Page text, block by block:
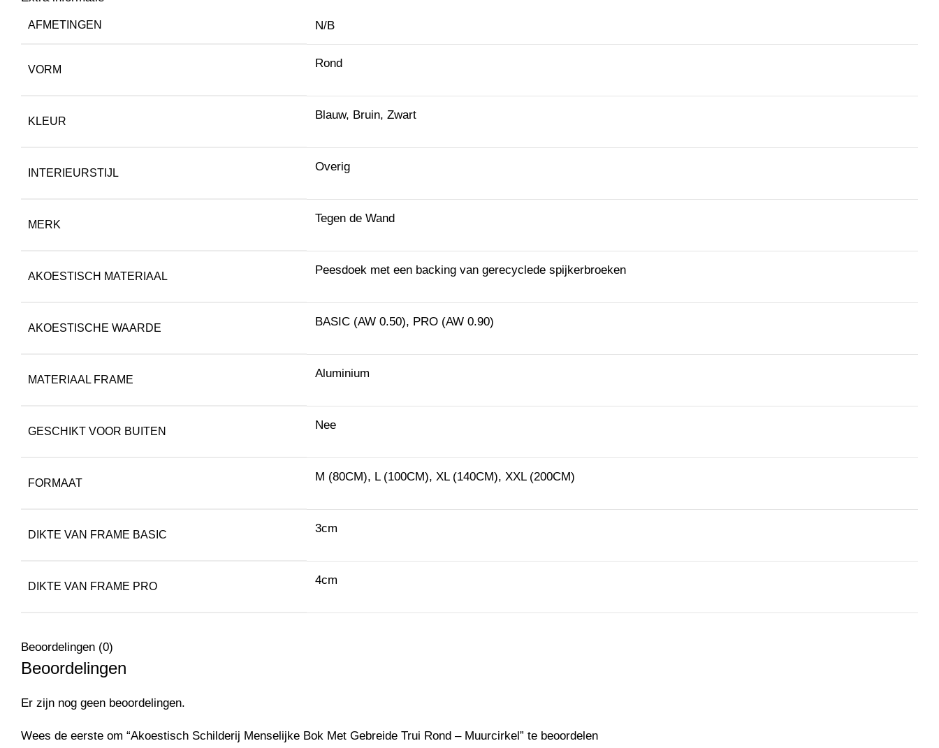
AFMETINGEN N/B
VORM Rond
KLEUR Blauw, Bruin, Zwart
INTERIEURSTIJL Overig
MERK Tegen de Wand
AKOESTISCH MATERIAAL Peesdoek met een backing van gerecyclede spijkerbroeken
AKOESTISCHE WAARDE BASIC (AW 0.50), PRO (AW 0.90)
MATERIAAL FRAME Aluminium
GESCHIKT VOOR BUITEN Nee
FORMAAT M (80CM), L (100CM), XL (140CM), XXL (200CM)
DIKTE VAN FRAME BASIC 3cm
DIKTE VAN FRAME PRO 4cm
Beoordelingen (0)
Beoordelingen
Er zijn nog geen beoordelingen.
Wees de eerste om “Akoestisch Schilderij Menselijke Bok Met Gebreide Trui Rond – Muurcirkel” te beoordelen